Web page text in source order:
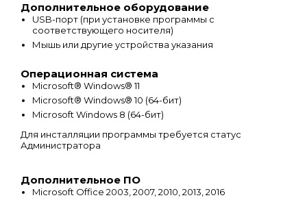
Дополнительное оборудование
USB-порт (при установке программы с
соответствующего носителя)
Мышь или другие устройства указания
Операционная система
Microsoft® Windows® 11
Microsoft® Windows® 10 (64-бит)
Microsoft Windows 8 (64-бит)
Для инсталляции программы требуется статус
Администратора
Дополнительное ПО
Microsoft Office 2003, 2007, 2010, 2013, 2016